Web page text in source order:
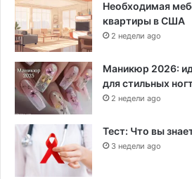
Необходимая
квартиры в США
2 недели ago
Маникюр 2026:
для стильных
2 недели ago
Тест: Что вы
3 недели ago